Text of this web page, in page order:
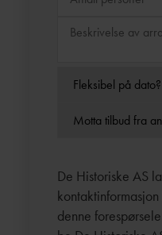
De Historiske AS
denne